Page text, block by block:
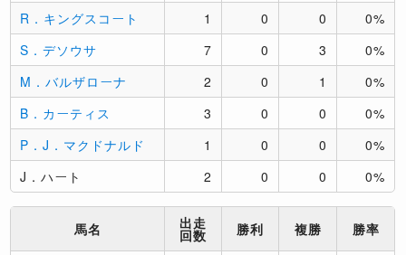
R．キングスコート
1 0 0
0%
S．デソウサ
7 0 3
0%
M．バルザローナ
2 0 1
0%
B．カーティス
3 0 0
0%
P．J．マクドナルド
1 0 0
0%
J．ハート
2 0 0 0%
馬名 出走
回数 勝利 複勝 勝率